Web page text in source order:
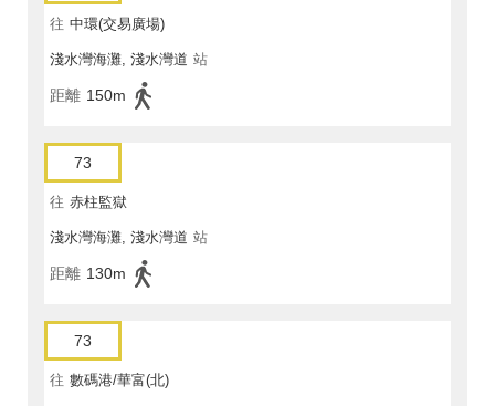
往 中環(交易廣場)
淺水灣海灘, 淺水灣道 站
距離 150m
73
往 赤柱監獄
淺水灣海灘, 淺水灣道 站
距離 130m
73
往 數碼港/華富(北)